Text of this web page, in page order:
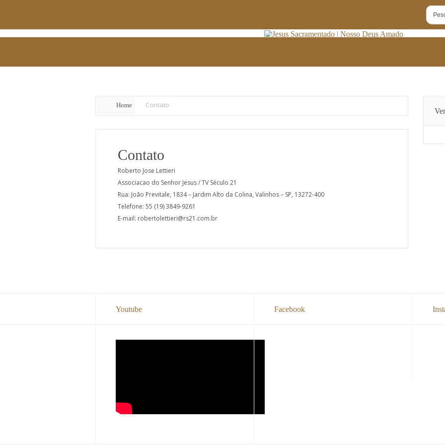
Home Contato
Contato
Roberto Jose Lettieri
Associacao do Senhor Jesus / TV Século 21
Rua: João Previtale, 1834 – Jardim Alto da Colina, Valinhos – SP, 13272-400
Telefone: 55 (19) 3849-9261
E-mail: robertolettieri@rs21.com.br
Youtube Facebook